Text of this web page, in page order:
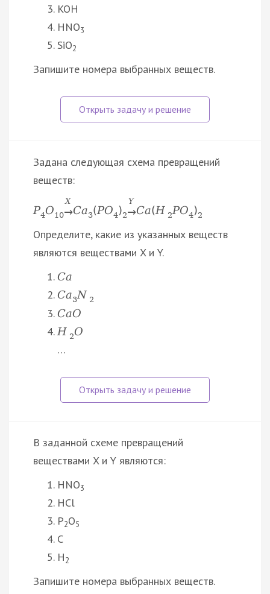
KOH
HNO3
SiO2
Запишите номера выбранных веществ.
Задана следующая схема превращений
веществ:
P4O10
X
→Ca3(PO4)2
Y
→Ca(H 2PO4)2
Определите, какие из указанных веществ
являются веществами X и Y.
Ca
Ca3N 2
CaO
H 2O
…
В заданной схеме превращений
веществами X и Y являются:
HNO3
HCl
P2O5
C
H2
Запишите номера выбранных веществ.